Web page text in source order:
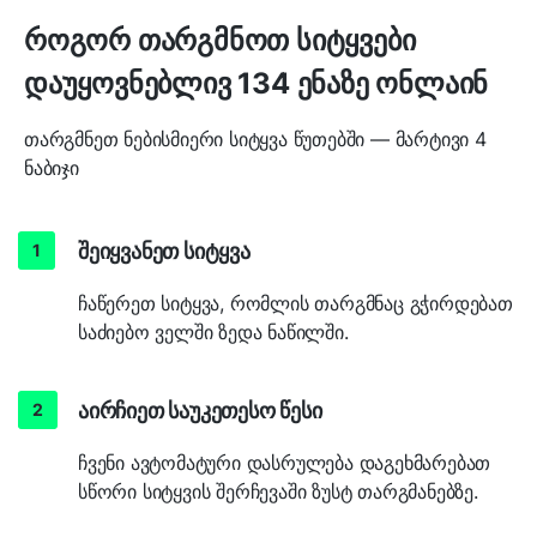
როგორ თარგმნოთ სიტყვები
დაუყოვნებლივ 134 ენაზე ონლაინ
თარგმნეთ ნებისმიერი სიტყვა წუთებში — მარტივი 4
ნაბიჯი
შეიყვანეთ სიტყვა
ჩაწერეთ სიტყვა, რომლის თარგმნაც გჭირდებათ
საძიებო ველში ზედა ნაწილში.
აირჩიეთ საუკეთესო წესი
ჩვენი ავტომატური დასრულება დაგეხმარებათ
სწორი სიტყვის შერჩევაში ზუსტ თარგმანებზე.